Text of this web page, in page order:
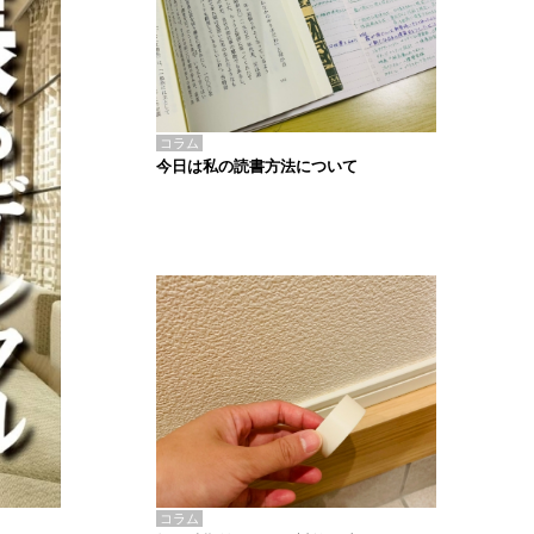
コラム
今日は私の読書方法について
コラム